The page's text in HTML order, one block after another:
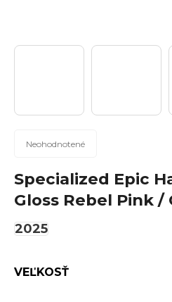
Priemerné
produktu
je
0,0
z
5
Neohodnotené
Specialized Epic
Gloss Rebel Pink /
2025
VEĽKOSŤ
?
Hľadať
d